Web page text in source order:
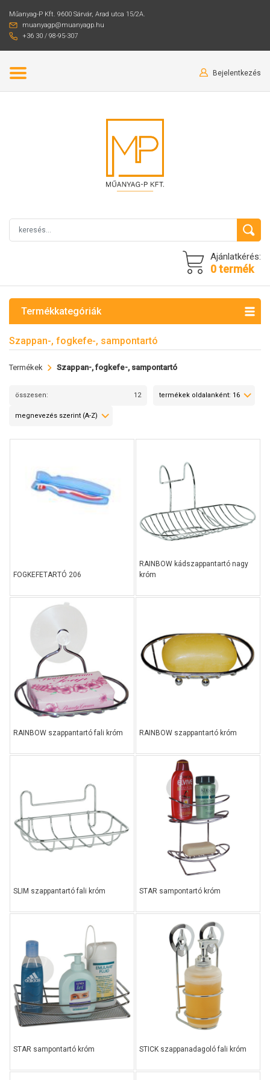
Műanyag-P Kft. 9600 Sárvár, Arad utca 15/2A.
muanyagp@muanyagp.hu
+36 30 / 98-95-307
Bejelentkezés
Ajánlatkérés:
0 termék
Termékkategóriák
Szappan-, fogkefe-, sampontartó
Termékek Szappan-, fogkefe-, sampontartó
összesen: 12
FOGKEFETARTÓ 206
RAINBOW kádszappantartó nagy
króm
RAINBOW szappantartó fali króm RAINBOW szappantartó króm
SLIM szappantartó fali króm STAR sampontartó króm
STAR sampontartó króm STICK szappanadagoló fali króm